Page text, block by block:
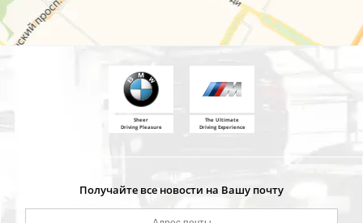
Sheer
Driving Pleasure
The Ultimate
Driving Experience
Получайте все новости на Вашу почту